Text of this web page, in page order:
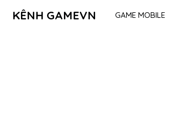
KÊNH GAMEVN GAME MOBILE